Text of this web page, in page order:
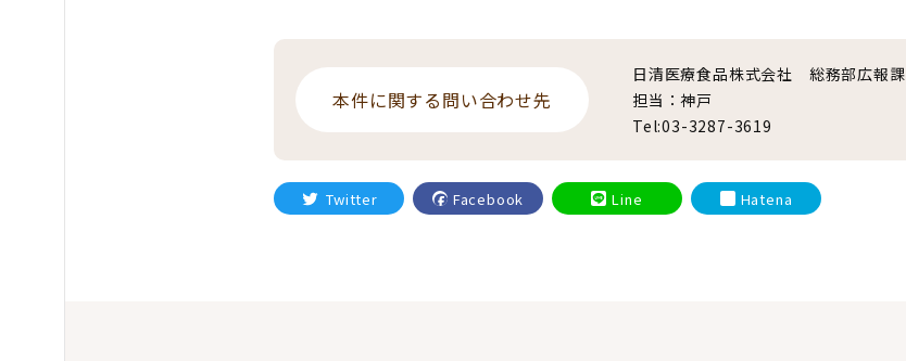
本件に関する問い合わせ先
日清医療食品株式会社 総務部広報課
担当：神戸
Tel:03-3287-3619
Twitter Facebook Line Hatena